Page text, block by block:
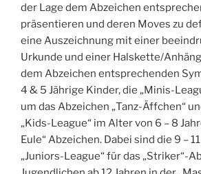
der Lage dem Abzeichen
präsentieren und deren Moves zu
eine Auszeichnung mit einer
Urkunde und einer Halskette/
dem Abzeichen entsprechenden
4 & 5 Jährige Kinder, die „Minis-
um das Abzeichen „Tanz-Äffchen“
„Kids-League“ im Alter von 6 – 8
Eule“ Abzeichen. Dabei sind die 9 –
„Juniors-League“ für das „Striker“-